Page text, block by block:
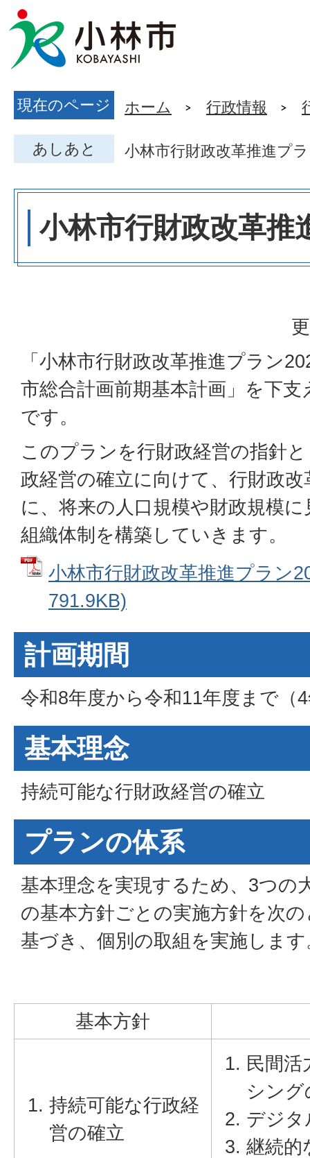
現在のページ ホーム 行政情報
あしあと 小林市行財政改革推進プ
小林市行財政改革推
「小林市行財政改革推進プラン
市総合計画前期基本計画」を下
です。
このプランを行財政経営の指針
政経営の確立に向けて、行財政
に、将来の人口規模や財政規模
組織体制を構築していきます。
小林市行財政改革推進プラン
791.9KB)
計画期間
令和8年度から令和11年度まで（
基本理念
持続可能な行財政経営の確立
プランの体系
基本理念を実現するため、3つの
の基本方針ごとの実施方針を次
基づき、個別の取組を実施します
基本方針
持続可能な行政経
営の確立
民間
シング
デジタ
継続的